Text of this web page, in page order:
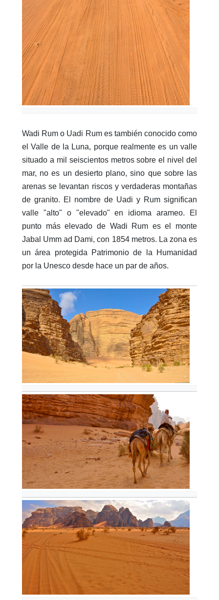
Wadi Rum o Uadi Rum es también conocido como
el Valle de la Luna, porque realmente es un valle
situado a mil seiscientos metros sobre el nivel del
mar, no es un desierto plano, sino que sobre las
arenas se levantan riscos y verdaderas montañas
de granito. El nombre de Uadi y Rum significan
valle "alto" o "elevado" en idioma arameo. El
punto más elevado de Wadi Rum es el monte
Jabal Umm ad Dami, con 1854 metros. La zona es
un área protegida Patrimonio de la Humanidad
por la Unesco desde hace un par de años.